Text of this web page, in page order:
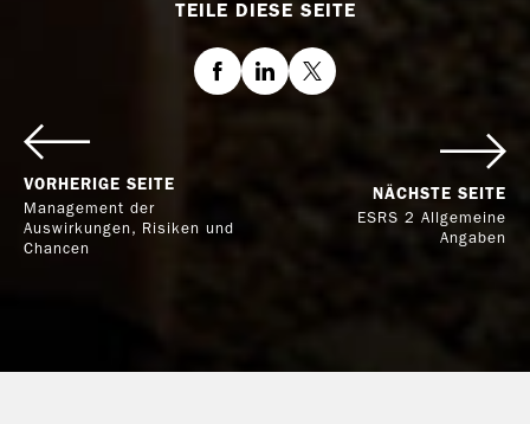
TEILE DIESE SEITE
FacebookLinkedInTwitter
VORHERIGE SEITE
Management der
Auswirkungen, Risiken und
Chancen
NÄCHSTE SEITE
ESRS 2 Allgemeine
Angaben